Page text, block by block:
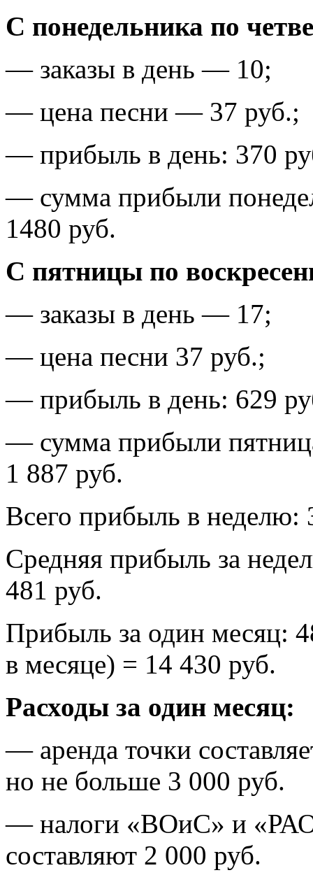
С понедельника по
— заказы в день — 10;
— цена песни — 37 руб.;
— прибыль в день: 370
— сумма прибыли
1480 руб.
С пятницы по
— заказы в день — 17;
— цена песни 37 руб.;
— прибыль в день: 629
— сумма прибыли
1 887 руб.
Всего прибыль в неделю:
Средняя прибыль за
481 руб.
Прибыль за один месяц:
в месяце) = 14 430 руб.
Расходы за один месяц:
— аренда точки
но не больше 3 000 руб.
— налоги «ВОиС» и
составляют 2 000 руб.